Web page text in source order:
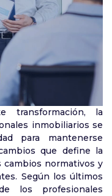
transformación, la
inmobiliarios se
para mantenerse
que define la
cambios normativos y
Según los últimos
los profesionales